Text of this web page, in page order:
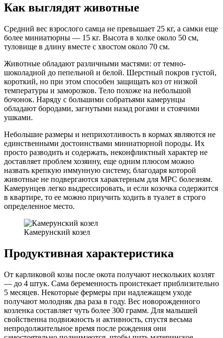
Как выглядят животные
Средний вес взрослого самца не превышает 25 кг, а самки еще
более миниатюрны — 15 кг. Высота в холке около 50 см,
туловище в длину вместе с хвостом около 70 см.
Животные обладают различными мастями: от темно-
шоколадной до пепельной и белой. Шерстный покров густой,
короткий, но при этом способен защищать коз от низкой
температуры и заморозков. Тело похоже на небольшой
бочонок. Наряду с большими собратьями камерунцы
обладают бородами, загнутыми назад рогами и стоячими
ушками.
Небольшие размеры и неприхотливость в кормах являются не
единственными достоинствами миниатюрной породы. Их
просто разводить и содержать, неконфликтный характер не
доставляет проблем хозяину, еще одним плюсом можно
назвать крепкую иммунную систему, благодаря которой
животные не подвергаются характерным для МРС болезням.
Камерунцев легко выдрессировать, и если козочка содержится
в квартире, то ее можно приучить ходить в туалет в строго
определенное место.
Камерунский козел
Продуктивная характеристика
От карликовой козы после окота получают нескольких козлят
— до 4 штук. Сама беременность проистекает приблизительно
5 месяцев. Некоторые фермеры при надлежащем уходе
получают молодняк два раза в году. Вес новорожденного
козленка составляет чуть более 300 грамм. Для малышей
свойственна подвижность и активность, спустя весьма
непродолжительное время после рождения они